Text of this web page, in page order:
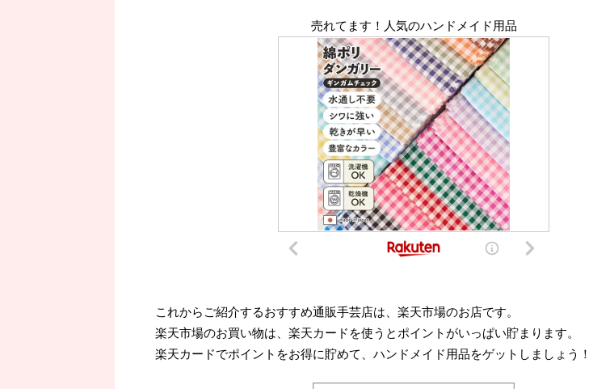
売れてます！人気のハンドメイド用品
これからご紹介するおすすめ通販手芸店は、楽天市場のお店です。
楽天市場のお買い物は、楽天カードを使うとポイントがいっぱい貯まります。
楽天カードでポイントをお得に貯めて、ハンドメイド用品をゲットしましょう！